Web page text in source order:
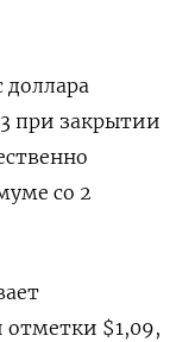
при закрытии
со 2
$1,09,